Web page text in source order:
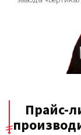
Прайс-